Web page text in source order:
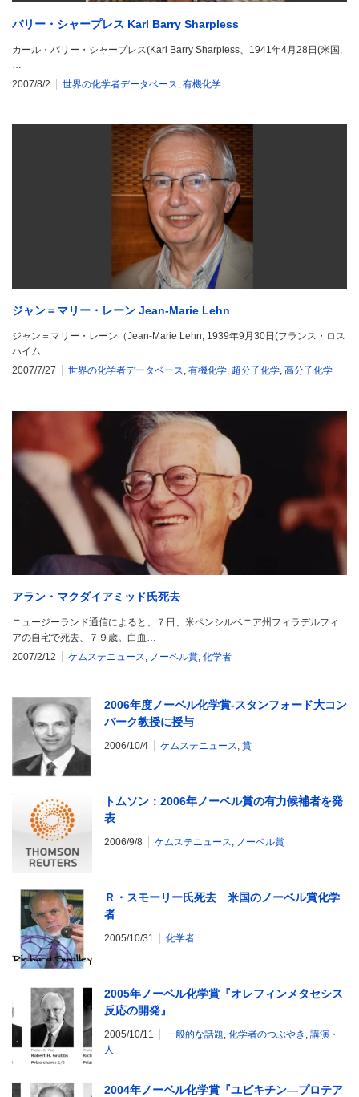
バリー・シャープレス Karl Barry Sharpless
カール・バリー・シャープレス(Karl Barry Sharpless、1941年4月28日(米国,
2007/8/2
世界の化学者データベース 有機化学
ジャン＝マリー・レーン Jean-Marie Lehn
ジャン＝マリー・レーン（Jean-Marie Lehn, 1939年9月30日(フランス・ロス
ハイム…
2007/7/27
世界の化学者データベース 有機化学 超分子化学 高分子化学
アラン・マクダイアミッド氏死去
ニュージーランド通信によると、７日、米ペンシルベニア州フィラデルフィ
アの自宅で死去、７９歳。白血…
2007/2/12
ケムステニュース, ノーベル賞, 化学者
2006年度ノーベル化学賞-スタンフォード大コン
バーク教授に授与
2006/10/4 ケムステニュース, 賞
トムソン：2006年ノーベル賞の有力候補者を発
表
2006/9/8 ケムステニュース, ノーベル賞
Ｒ・スモーリー氏死去 米国のノーベル賞化学
者
2005/10/31 化学者
2005年ノーベル化学賞『オレフィンメタセシス
反応の開発』
2005/10/11 一般的な話題, 化学者のつぶやき , 講演・
人
2004年ノーベル化学賞『ユビキチン―プロテア